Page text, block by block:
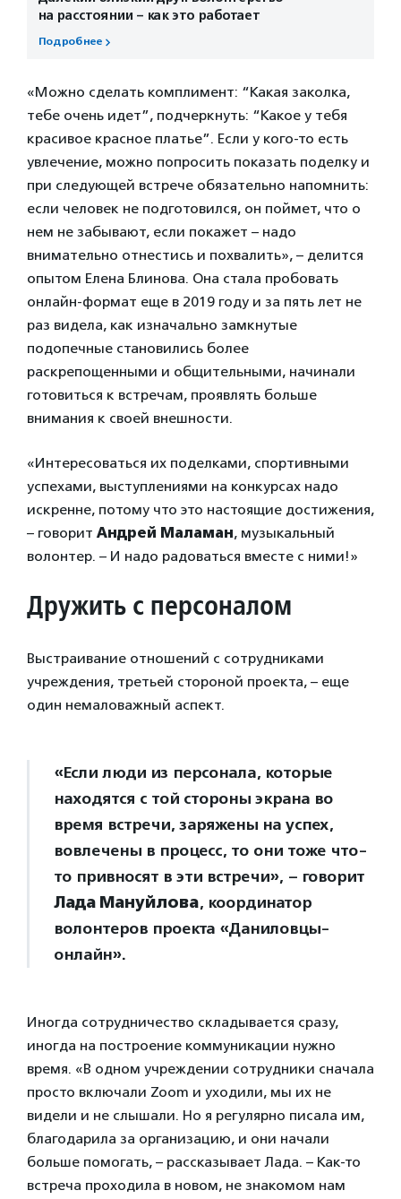
на расстоянии – как это работает
Подробнее
«Можно сделать комплимент: “Какая заколка,
тебе очень идет”, подчеркнуть: “Какое у тебя
красивое красное платье”. Если у кого-то есть
увлечение, можно попросить показать поделку и
при следующей встрече обязательно напомнить:
если человек не подготовился, он поймет, что о
нем не забывают, если покажет – надо
внимательно отнестись и похвалить», – делится
опытом Елена Блинова. Она стала пробовать
онлайн-формат еще в 2019 году и за пять лет не
раз видела, как изначально замкнутые
подопечные становились более
раскрепощенными и общительными, начинали
готовиться к встречам, проявлять больше
внимания к своей внешности.
«Интересоваться их поделками, спортивными
успехами, выступлениями на конкурсах надо
искренне, потому что это настоящие достижения,
– говорит Андрей Маламан, музыкальный
волонтер. – И надо радоваться вместе с ними!»
Дружить с персоналом
Выстраивание отношений с сотрудниками
учреждения, третьей стороной проекта, – еще
один немаловажный аспект.
«Если люди из персонала, которые
находятся с той стороны экрана во
время встречи, заряжены на успех,
вовлечены в процесс, то они тоже что-
то привносят в эти встречи», – говорит
Лада Мануйлова, координатор
волонтеров проекта «Даниловцы-
онлайн».
Иногда сотрудничество складывается сразу,
иногда на построение коммуникации нужно
время. «В одном учреждении сотрудники сначала
просто включали Zoom и уходили, мы их не
видели и не слышали. Но я регулярно писала им,
благодарила за организацию, и они начали
больше помогать, – рассказывает Лада. – Как-то
встреча проходила в новом, не знакомом нам